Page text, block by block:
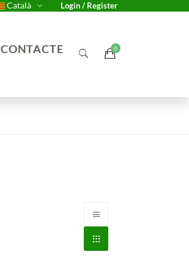
Català Login / Register
CONTACTE